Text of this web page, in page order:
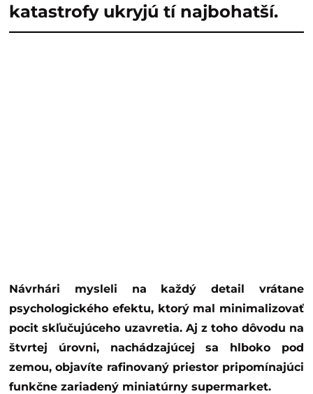
katastrofy ukryjú tí najbohatší.
Návrhári mysleli na každý detail vrátane
psychologického efektu, ktorý mal minimalizovať
pocit skľučujúceho uzavretia. Aj z toho dôvodu na
štvrtej úrovni, nachádzajúcej sa hlboko pod
zemou, objavíte rafinovaný priestor pripomínajúci
funkčne zariadený miniatúrny supermarket.